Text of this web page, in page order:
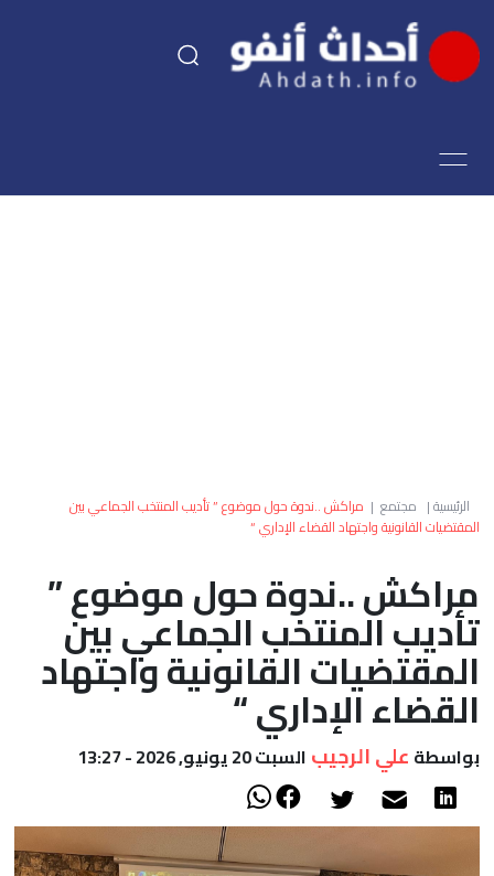
اقتصاد
العالم
الصحراء
الرئيسية| مجتمع | مراكش ..ندوة حول موضوع ” تأديب المنتخب الجماعي بين
المقتضيات القانونية واجتهاد القضاء الإداري “
مراكش ..ندوة حول موضوع ”
تأديب المنتخب الجماعي بين
المقتضيات القانونية واجتهاد
القضاء الإداري “
بواسطة علي الرجيب السبت 20 يونيو, 2026 - 13:27